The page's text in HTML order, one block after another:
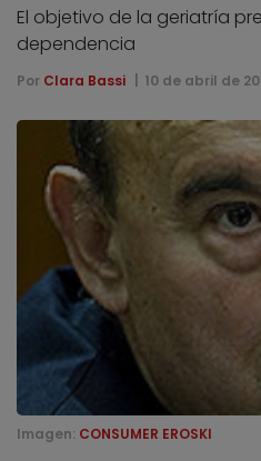
El objetivo de la geriatría
dependencia
Por Clara Bassi 10 de abril de
Imagen: CONSUMER EROSKI